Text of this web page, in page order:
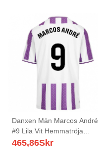
Danxen Män Marcos André
#9 Lila Vit Hemmatröja
Matchtröjor 2025/26 Tröjor
465,86Skr